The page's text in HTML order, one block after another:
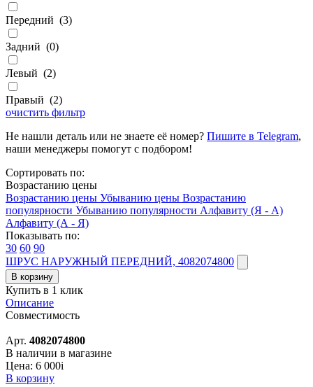
Передний (3)
Задний (0)
Левый (2)
Правый (2)
очистить фильтр
Не нашли деталь или не знаете её номер? Пишите в Telegram,
наши менеджеры помогут с подбором!
Сортировать по:
Возрастанию цены
Возрастанию цены Убыванию цены Возрастанию
популярности Убыванию популярности Алфавиту (Я - А)
Алфавиту (А - Я)
Показывать по:
30 60 90
ШРУС НАРУЖНЫЙ ПЕРЕДНИЙ, 4082074800
В корзину
Купить в 1 клик
Описание
Совместимость
Арт. 4082074800
В наличии в магазине
Цена: 6 000i
В корзину